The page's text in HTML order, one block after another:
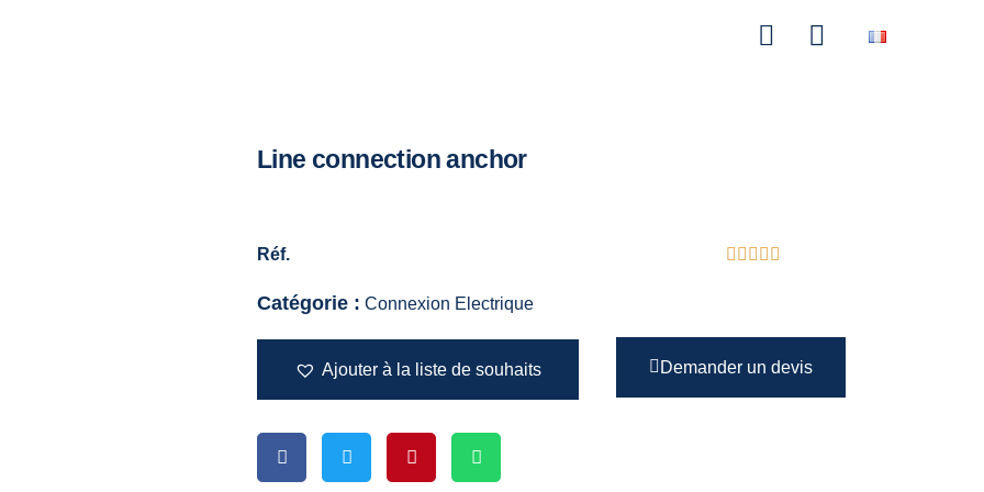
Line connection anchor
Réf.
Catégorie : Connexion Electrique
Ajouter à la liste de souhaits Demander un devis